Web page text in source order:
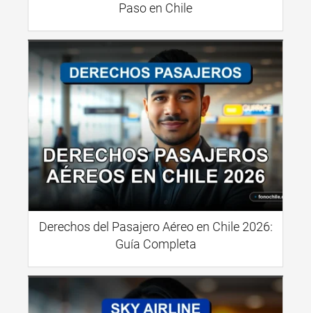
Paso en Chile
Derechos del Pasajero Aéreo en Chile 2026:
Guía Completa